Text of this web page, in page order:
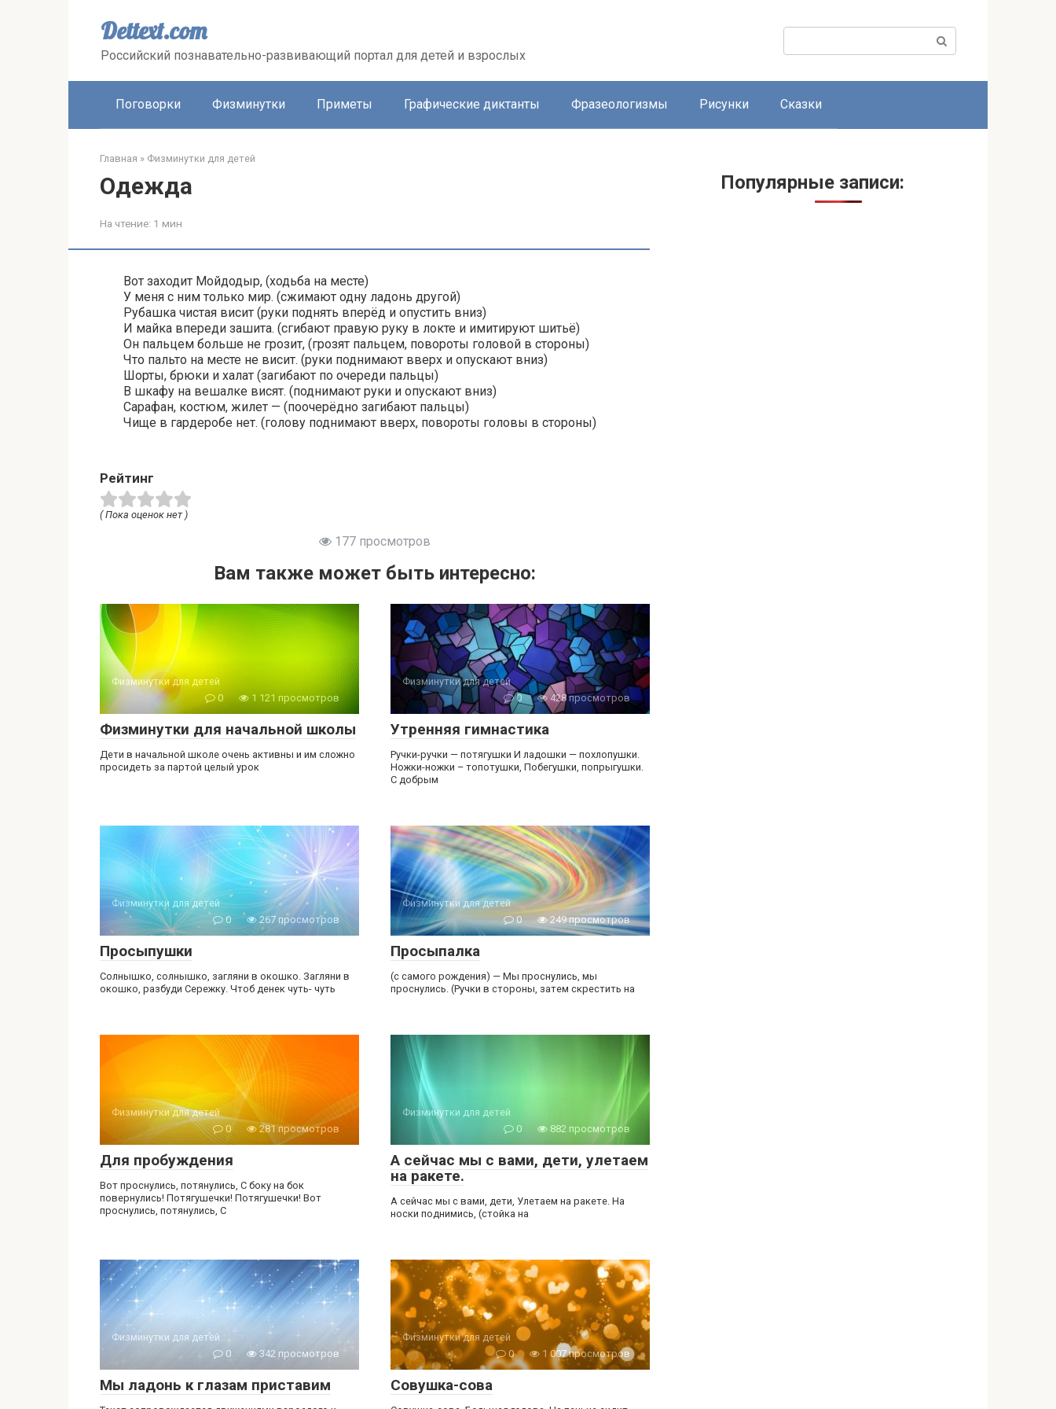
Dettext.com
Российский познавательно-развивающий портал для детей и взрослых
Поиск:
Поговорки Физминутки Приметы Графические диктанты Фразеологизмы Рисунки Сказки
Главная » Физминутки для детей
Одежда
На чтение: 1 мин
Вот заходит Мойдодыр, (ходьба на месте)
У меня с ним только мир. (сжимают одну ладонь другой)
Рубашка чистая висит (руки поднять вперёд и опустить вниз)
И майка впереди зашита. (сгибают правую руку в локте и имитируют шитьё)
Он пальцем больше не грозит, (грозят пальцем, повороты головой в стороны)
Что пальто на месте не висит. (руки поднимают вверх и опускают вниз)
Шорты, брюки и халат (загибают по очереди пальцы)
В шкафу на вешалке висят. (поднимают руки и опускают вниз)
Сарафан, костюм, жилет — (поочерёдно загибают пальцы)
Чище в гардеробе нет. (голову поднимают вверх, повороты головы в стороны)
Рейтинг
( Пока оценок нет )
177 просмотров
Вам также может быть интересно:
Физминутки для детей
0
1 121 просмотров
Физминутки для начальной школы
Дети в начальной школе очень активны и им сложно
просидеть за партой целый урок
Физминутки для детей
0
428 просмотров
Утренняя гимнастика
Ручки-ручки — потягушки И ладошки — похлопушки.
Ножки-ножки – топотушки, Побегушки, попрыгушки.
С добрым
Физминутки для детей
0
267 просмотров
Просыпушки
Солнышко, солнышко, загляни в окошко. Загляни в
окошко, разбуди Сережку. Чтоб денек чуть- чуть
Физминутки для детей
0
249 просмотров
Просыпалка
(с самого рождения) — Мы проснулись, мы
проснулись. (Ручки в стороны, затем скрестить на
Физминутки для детей
0
281 просмотров
Для пробуждения
Вот проснулись, потянулись, С боку на бок
повернулись! Потягушечки! Потягушечки! Вот
проснулись, потянулись, С
Физминутки для детей
0
882 просмотров
А сейчас мы с вами, дети, улетаем
на ракете.
А сейчас мы с вами, дети, Улетаем на ракете. На
носки поднимись, (стойка на
Физминутки для детей
0
342 просмотров
Мы ладонь к глазам приставим
Физминутки для детей
0
1 007 просмотров
Совушка-сова
Популярные записи: